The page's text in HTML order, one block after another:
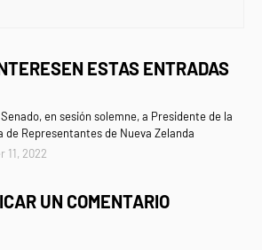
ESTAS ENTRADAS
en sesión solemne, a Presidente de la
de Representantes de Nueva Zelanda
11, 2022
UN COMENTARIO